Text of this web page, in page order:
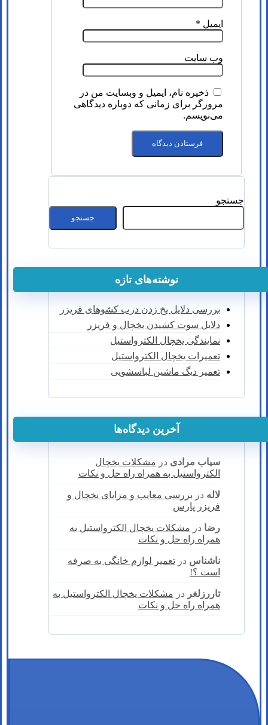
ایمیل *
وب‌ سایت
ذخیره نام، ایمیل و وبسایت من در
مرورگر برای زمانی که دوباره دیدگاهی
می‌نویسم.
جستجو
جستجو
نوشته‌های تازه
بررسی دلایل یخ زدن درب کشوهای فریزر
دلایل سوت کشیدن یخچال و فریزر
نمایندگی یخچال الکترواستیل
تعمیرات یخچال الکترواستیل
تعمیر دیگ ماشین لباسشویی
آخرین دیدگاه‌ها
سیاب مرادی در مشکلات یخچال
الکترواستیل به همراه راه حل و نکات
لاله در بررسی معایب و مزایای یخچال و
فریزر پارس
رضا در مشکلات یخچال الکترواستیل به
همراه راه حل و نکات
ناشناس در تعمیر لوازم خانگی به صرفه
است ؟!
تاررزلغر در مشکلات یخچال الکترواستیل به
همراه راه حل و نکات